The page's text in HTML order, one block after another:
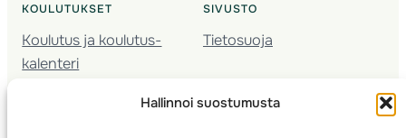
Hallinnoi suostumusta
KOULUTUKSET
Koulutus ja koulutus­
kalenteri
Seura­kehittäminen
SIVUSTO
Tietosuoja